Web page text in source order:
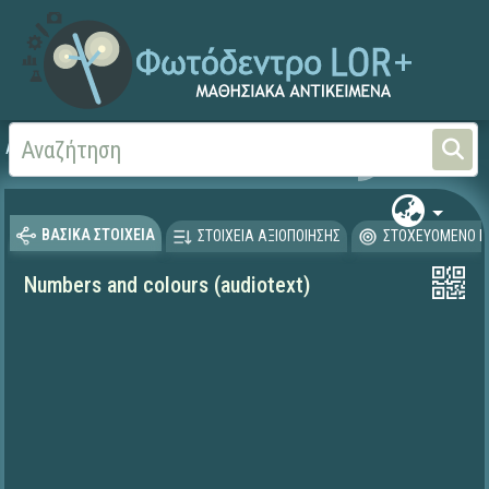
Αρχική Ξένες Γλώσσες -
ΒΑΣΙΚΑ ΣΤΟΙΧΕΙΑ ΣΤΟΙΧΕΙΑ ΑΞΙΟΠΟΙΗΣΗΣ ΣΤΟΧΕΥΟΜΕΝΟ
Numbers and colours (audiotext)